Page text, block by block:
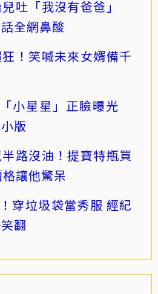
吐「我沒有爸爸」
全網鼻酸
！笑喊未來女婿備千
小星星」正臉曝光
版
路沒油！提寶特瓶買
讓他驚呆
穿垃圾袋當秀服 經紀
翻